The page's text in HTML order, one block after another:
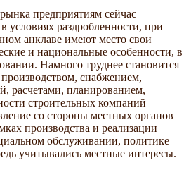
предприятиям сейчас
условиях раздробленности, при
анклаве имеют место свои
и национальные особенности, в
Намного труднее становится
снабжением,
расчетами, планированием,
строительных компаний
со стороны местных органов
производства и реализации
обслуживании, политике
учитывались местные интересы.